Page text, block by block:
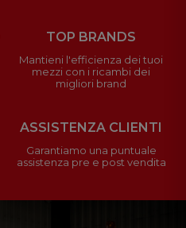
TOP BRANDS
Mantieni l'efficienza dei tuoi
mezzi con i ricambi dei
migliori brand
ASSISTENZA CLIENTI
Garantiamo una puntuale
assistenza pre e post vendita